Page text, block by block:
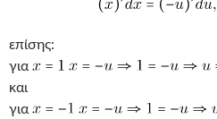
επίσης:
για
και
για